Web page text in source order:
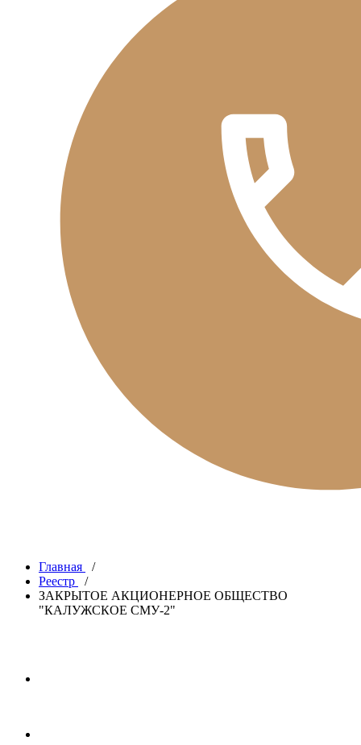
Главная
/
Реестр
/
ЗАКРЫТОЕ АКЦИОНЕРНОЕ ОБЩЕСТВО
"КАЛУЖСКОЕ СМУ-2"